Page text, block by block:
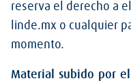
reserva el derecho a
linde.mx o cualquier
momento.
Material subido por